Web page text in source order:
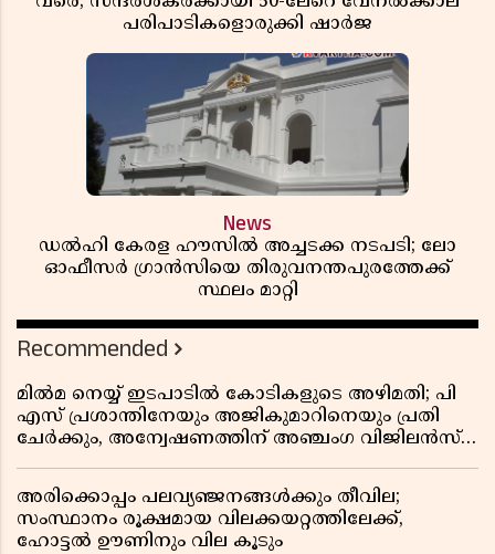
പരിപാടികളൊരുക്കി ഷാർജ
News
ഡൽഹി കേരള ഹൗസിൽ അച്ചടക്ക നടപടി; ലോ
ഓഫീസർ ഗ്രാൻസിയെ തിരുവനന്തപുരത്തേക്ക്
സ്ഥലം മാറ്റി
Recommended
മിൽമ നെയ്യ് ഇടപാടിൽ കോടികളുടെ അഴിമതി; പി
എസ് പ്രശാന്തിനേയും അജികുമാറിനെയും പ്രതി
ചേർക്കും, അന്വേഷണത്തിന് അഞ്ചംഗ വിജിലൻസ്
അരിക്കൊപ്പം പലവ്യഞ്ജനങ്ങൾക്കും തീവില;
സംസ്ഥാനം രൂക്ഷമായ വിലക്കയറ്റത്തിലേക്ക്,
ഹോട്ടൽ ഊണിനും വില കൂടും